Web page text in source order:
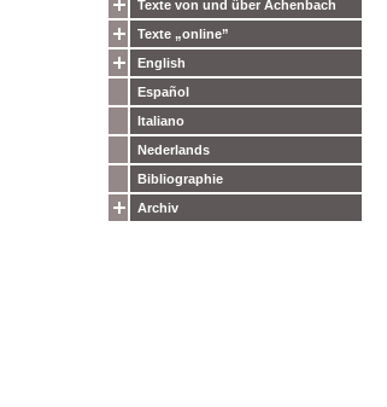
Texte von und über Achenbach
Texte „online”
English
Español
Italiano
Nederlands
Bibliographie
Archiv